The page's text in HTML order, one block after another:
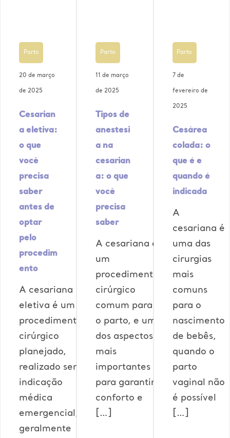
Parto
20 de março
de 2025
Cesarian
a eletiva:
o que
você
precisa
saber
antes de
optar
pelo
procedim
ento
A cesariana
eletiva é um
procedimento
cirúrgico
planejado,
realizado sem
indicação
médica
emergencial,
geralmente
Parto
11 de março
de 2025
Tipos de
anestesi
a na
cesarian
a: o que
você
precisa
saber
A cesariana é
um
procedimento
cirúrgico
comum para
o parto, e um
dos aspectos
mais
importantes
para garantir
conforto e
[…]
Parto
7 de
fevereiro de
2025
Cesárea
colada: o
que é e
quando é
indicada
A
cesariana é
uma das
cirurgias
mais
comuns
para o
nascimento
de bebês,
quando o
parto
vaginal não
é possível
[…]